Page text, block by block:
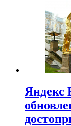
Яндекс